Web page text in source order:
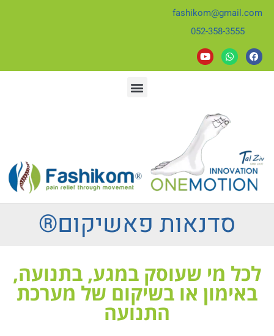
fashikom@gmail.com
052-358-3555
סדנאות פאשיקום®
לכל מי שעוסק במגע, בתנועה,
באימון או בשיקום של מערכת
התנועה